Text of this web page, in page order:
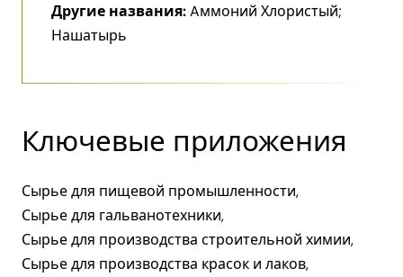
Другие названия:Aммоний Хлористый;
Нашатырь
Ключевые приложения
Сырье для пищевой промышленности,
Сырье для гальванотехники,
Сырье для производства строительной химии,
Сырье для производства красок и лаков,